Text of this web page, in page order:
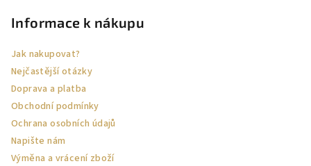
Informace k nákupu
Jak nakupovat?
Nejčastější otázky
Doprava a platba
Obchodní podmínky
Ochrana osobních údajů
Napište nám
Výměna a vrácení zboží